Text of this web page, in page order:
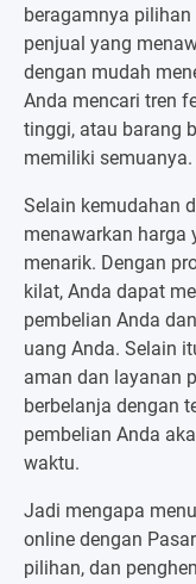
beragamnya
penjual yang
dengan mudah
Anda mencari tren
tinggi, atau barang
memiliki semuanya.
Selain kemudahan
menawarkan harga
menarik. Dengan
kilat, Anda dapat
pembelian Anda
uang Anda. Selain
aman dan layanan
berbelanja dengan
pembelian Anda
waktu.
Jadi mengapa
online dengan
pilihan, dan